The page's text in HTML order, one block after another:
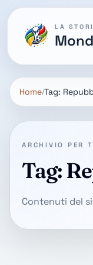
LA
Home Tag:
ARCHIVIO PER
Tag:
Contenuti del